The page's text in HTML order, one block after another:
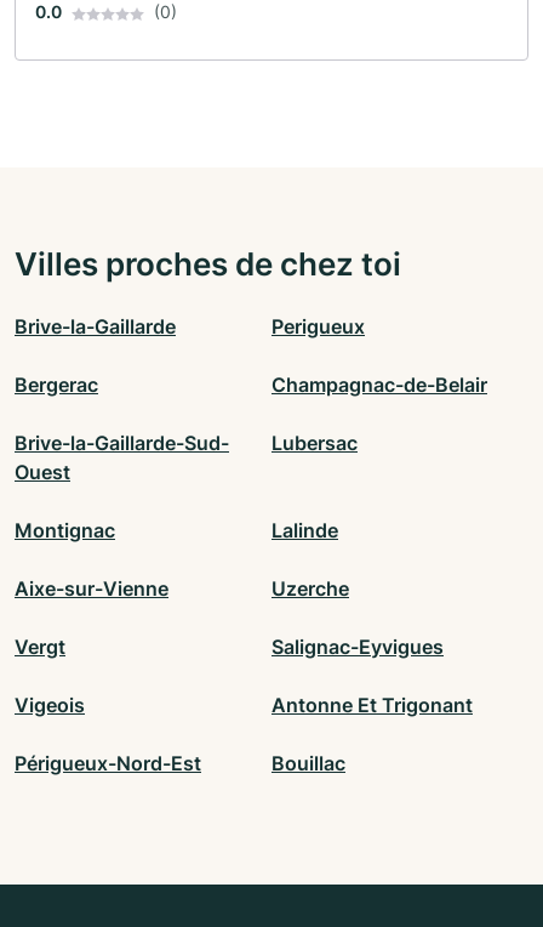
0.0 (0)
Villes proches de chez toi
Brive-la-Gaillarde Perigueux
Bergerac Champagnac-de-Belair
Brive-la-Gaillarde-Sud-
Ouest
Lubersac
Montignac Lalinde
Aixe-sur-Vienne Uzerche
Vergt Salignac-Eyvigues
Vigeois Antonne Et Trigonant
Périgueux-Nord-Est Bouillac